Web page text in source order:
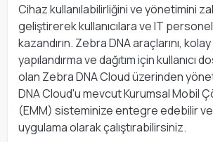
Cihaz kullanılabilirliğini ve yönetimini
geliştirerek kullanıcılara ve IT
kazandırın. Zebra DNA araçlarını,
yapılandırma ve dağıtım için kullanıcı
olan Zebra DNA Cloud üzerinden
DNA Cloud'u mevcut Kurumsal Mobil
(EMM) sisteminize entegre edebilir
uygulama olarak çalıştırabilirsiniz.